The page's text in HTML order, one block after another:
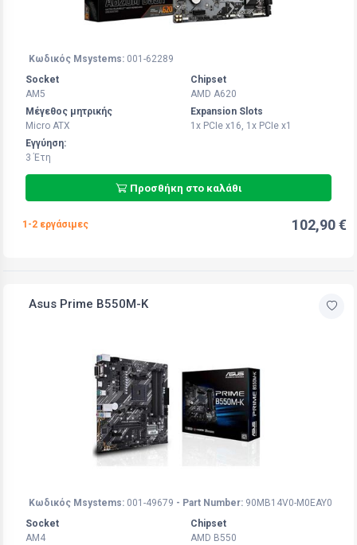
Κωδικός Msystems: 001-62289
Socket
AM5
Chipset
AMD A620
Μέγεθος μητρικής
Micro ATX
Expansion Slots
1x PCIe x16, 1x PCIe x1
Εγγύηση:
3 Έτη
Προσθήκη στο καλάθι
1-2 εργάσιμες 102,90 €
Asus Prime B550M-K
Κωδικός Msystems: 001-49679 - Part Number: 90MB14V0-M0EAY0
Socket
AM4
Chipset
AMD B550